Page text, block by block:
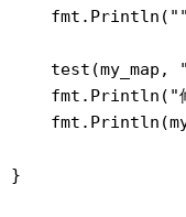
test(my_map,
fmt.Println("
}